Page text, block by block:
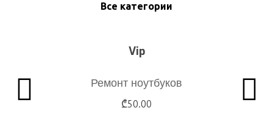
Все категории
Vip
Ремонт ноутбуков
₾50.00